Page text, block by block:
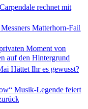
rechnet mit
Matterhorn-Fail
Moment von
auf den Hintergrund
Hättet Ihr es gewusst?
Musik-Legende feiert